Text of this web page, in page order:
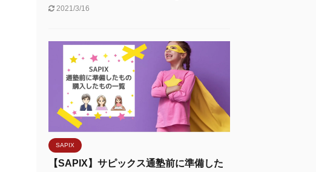
2021/3/16
SAPIX
【SAPIX】サピックス通塾前に準備した